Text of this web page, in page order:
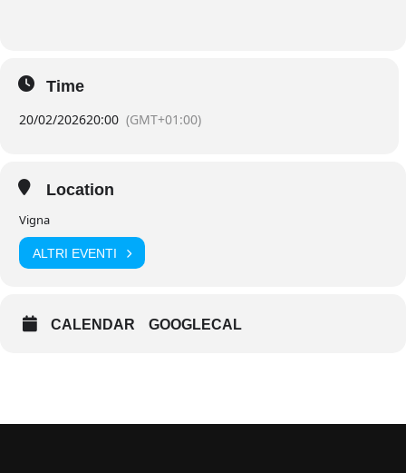
Time
20/02/202620:00 (GMT+01:00)
Location
Vigna
ALTRI EVENTI
CALENDAR GOOGLECAL